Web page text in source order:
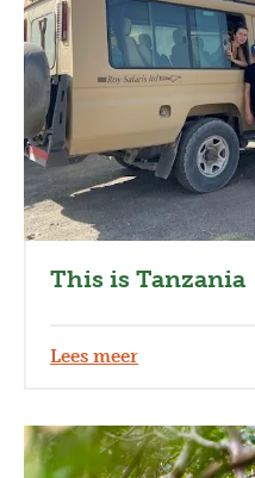
This is Tanzania
Lees meer